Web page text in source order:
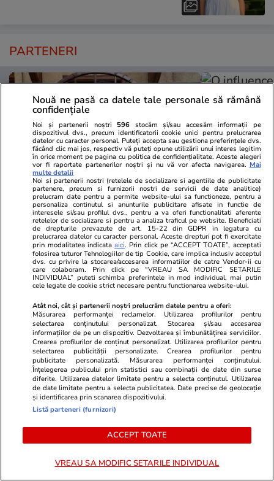
PARTENERI
TVMania.ro
A rupt tăcerea fără nicio rușine!
Daniela Crudu spune totul despre
activitatea ei de pe platformele
pentru adulți: „Fac ce vreau, e
wow!”
O
de suc cu
ANAF-ul.
Simona
PARTENERI
Nouă ne pasă ca datele tale personale să rămână
confidențiale
Noi și partenerii noștri 596 stocăm și/sau accesăm informații pe
dispozitivul dvs., precum identificatorii cookie unici pentru prelucrarea
datelor cu caracter personal. Puteți accepta sau gestiona preferințele dvs.
făcând clic mai jos, respectiv vă puteți opune utilizării unui interes legitim
în orice moment pe pagina cu politica de confidențialitate. Aceste alegeri
vor fi raportate partenerilor noștri și nu vă vor afecta navigarea. Mai
multe detalii
Noi si partenerii nostri (retelele de socializare si agentiile de publicitate
partenere, precum si furnizorii nostri de servicii de date analitice)
prelucram date pentru a permite website-ului sa functioneze, pentru a
personaliza continutul si anunturile publicitare afisate in functie de
interesele si/sau profilul dvs., pentru a va oferi functionalitati aferente
retelelor de socializare si pentru a analiza traficul pe website. Beneficiati
de drepturile prevazute de art. 15-22 din GDPR in legatura cu
prelucrarea datelor cu caracter personal. Aceste drepturi pot fi exercitate
prin modalitatea indicataaici. Prin click pe “ACCEPT TOATE”, acceptati
folosirea tuturor Tehnologiilor de tip Cookie, care implica inclusiv acceptul
dvs. cu privire la stocarea/accesarea informatiilor de catre Vendor-ii cu
care colaboram. Prin click pe “VREAU SA MODIFIC SETARILE
INDIVIDUAL” puteti schimba preferintele in mod individual, mai putin
cele legate de cookie strict necesare pentru functionarea website-ului.
Atât noi, cât și partenerii noștri prelucrăm datele pentru a oferi:
Măsurarea performanței reclamelor. Utilizarea profilurilor pentru
selectarea conținutului personalizat. Stocarea și/sau accesarea
informațiilor de pe un dispozitiv. Dezvoltarea și îmbunătățirea serviciilor.
Crearea profilurilor de conținut personalizat. Utilizarea profilurilor pentru
selectarea publicității personalizate. Crearea profilurilor pentru
publicitate personalizată. Măsurarea performanței conținutului.
Înțelegerea publicului prin statistici sau combinații de date din surse
diferite. Utilizarea datelor limitate pentru a selecta conținutul. Utilizarea
de date limitate pentru a selecta publicitatea. Date precise de geolocație
și identificarea prin scanarea dispozitivului.
Listă parteneri (furnizori)
ACCEPT TOATE
VREAU SA MODIFIC SETARILE INDIVIDUAL